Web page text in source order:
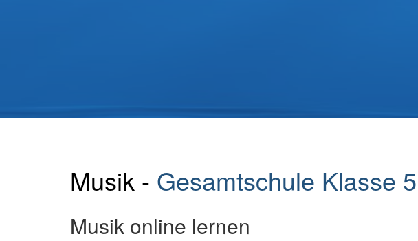
Musik - Gesamtschule Klasse 5
Musik online lernen